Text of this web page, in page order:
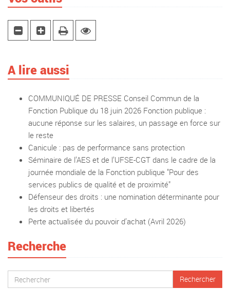
A lire aussi
COMMUNIQUÉ DE PRESSE Conseil Commun de la
Fonction Publique du 18 juin 2026 Fonction publique :
aucune réponse sur les salaires, un passage en force sur
le reste
Canicule : pas de performance sans protection
Séminaire de l’AES et de l’UFSE-CGT dans le cadre de la
journée mondiale de la Fonction publique "Pour des
services publics de qualité et de proximité"
Défenseur des droits : une nomination déterminante pour
les droits et libertés
Perte actualisée du pouvoir d’achat (Avril 2026)
Recherche